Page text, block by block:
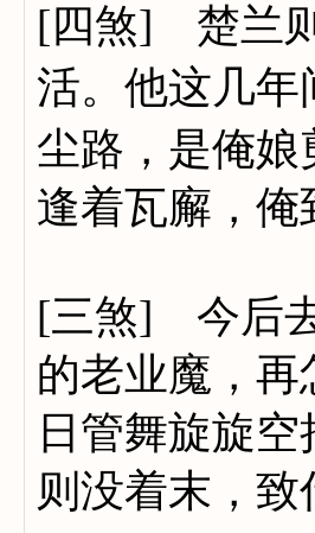
[四煞] 楚兰
活。他这几
尘路，是俺
逢着瓦廨，
[三煞] 今后
的老业魔，
日管舞旋旋
则没着末，